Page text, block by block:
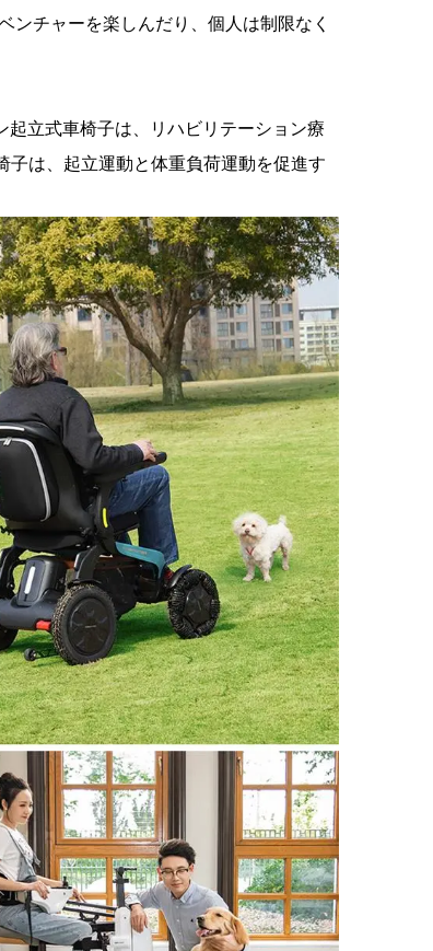
ンチャーを楽しんだり、個人は制限なく
起立式車椅子は、リハビリテーション療
は、起立運動と体重負荷運動を促進す